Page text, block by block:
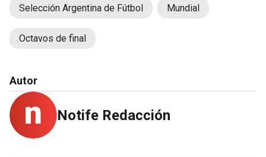
Selección Argentina de Fútbol Mundial
Octavos de final
Autor
Notife Redacción